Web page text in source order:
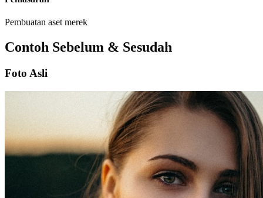
Pembuatan aset merek
Contoh Sebelum & Sesudah
Foto Asli